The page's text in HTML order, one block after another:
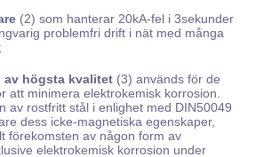
(2) som hanterar 20kA-fel i 3sekunder
problemfri drift i nät med många
av högsta kvalitet (3) används för de
att minimera elektrokemisk korrosion.
av rostfritt stål i enlighet med DIN50049
dess icke-magnetiska egenskaper,
förekomsten av någon form av
elektrokemisk korrosion under